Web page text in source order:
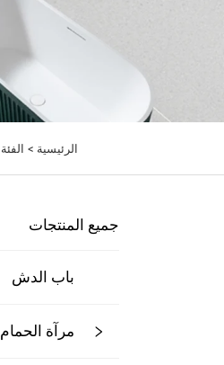
الرئيسية > الفئة
جميع المنتجات
باب الدش
مرآة الحمام